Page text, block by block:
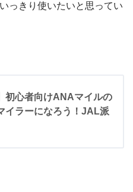
っきり使いたいと思ってい
初心者向けANAマイルの
イラーになろう！JAL派